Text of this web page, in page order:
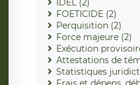
IDEL (2)
FOETICIDE (2)
Perquisition (2)
Force majeure (2)
Exécution
Attestations de
Statistiques